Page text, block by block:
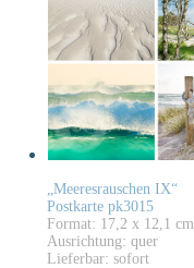
„Meeresrauschen IX“
Postkarte pk3015
Format: 17,2 x 12,1 cm
Ausrichtung: quer
Lieferbar: sofort